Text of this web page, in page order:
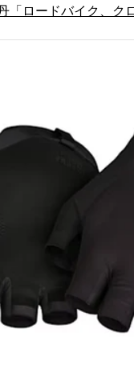
「ロードバイク、ク